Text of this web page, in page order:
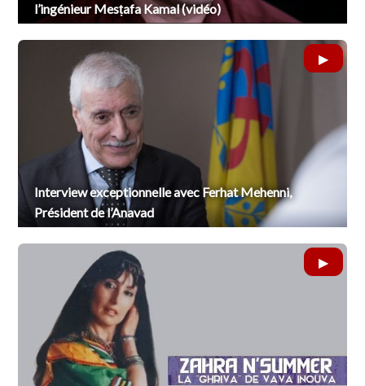
l’ingénieur Mesṭafa Kamal (vidéo)
Interview exceptionnelle avec Ferhat Mehenni,
Président de l’Anavad